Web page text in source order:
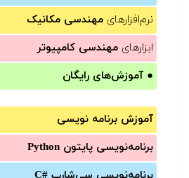
نرم‌افزارهای مهندسی مکانیک
ابزارهای مهندسی کامپیوتر
● آموزش‌های رایگان
آموزش برنامه نویسی
برنامه‌نویسی پایتون Python